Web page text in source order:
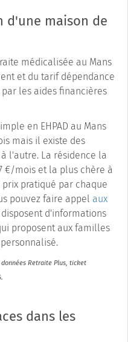
d'une maison de
médicalisée au Mans
et du tarif dépendance
les aides financières
en EHPAD au Mans
mais il existe des
l'autre. La résidence la
€/mois et la plus chère à
pratiqué par chaque
pouvez faire appel aux
d'informations
proposent aux familles
Retraite Plus, ticket
dans les